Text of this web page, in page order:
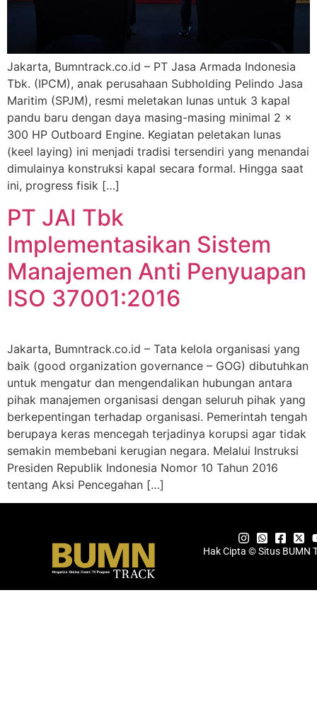
Jakarta, Bumntrack.co.id – PT Jasa Armada Indonesia
Tbk. (IPCM), anak perusahaan Subholding Pelindo Jasa
Maritim (SPJM), resmi meletakan lunas untuk 3 kapal
pandu baru dengan daya masing-masing minimal 2 x
300 HP Outboard Engine. Kegiatan peletakan lunas
(keel laying) ini menjadi tradisi tersendiri yang menandai
dimulainya konstruksi kapal secara formal. Hingga saat
ini, progress fisik […]
PT JAI Tbk
Implementasikan Sistem
Manajemen Anti Penyuapan
ISO 37001:2016
Jakarta, Bumntrack.co.id – Tata kelola organisasi yang
baik (good organization governance – GOG) dibutuhkan
untuk mengatur dan mengendalikan hubungan antara
pihak manajemen organisasi dengan seluruh pihak yang
berkepentingan terhadap organisasi. Pemerintah tengah
berupaya keras mencegah terjadinya korupsi agar tidak
semakin membebani kerugian negara. Melalui Instruksi
Presiden Republik Indonesia Nomor 10 Tahun 2016
tentang Aksi Pencegahan […]
Hak Cipta © Situs BUMN